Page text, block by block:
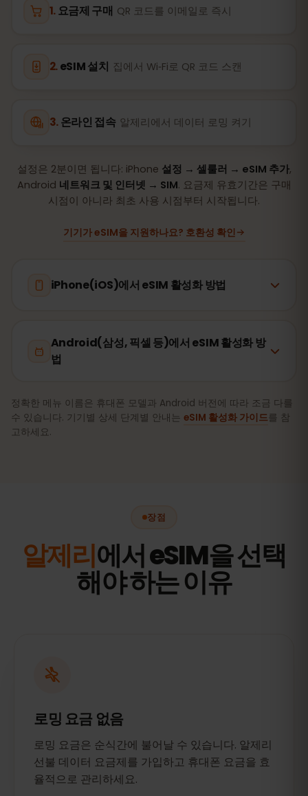
요금제 구매 QR 코드를 이메일로 즉시
eSIM 설치 집에서 Wi‑Fi로 QR 코드 스캔
온라인 접속 알제리에서 데이터 로밍 켜기
설정은 2분이면 됩니다: iPhone 설정 → 셀룰러 → eSIM 추가,
Android 네트워크 및 인터넷 → SIM. 요금제 유효기간은 구매
시점이 아니라 최초 사용 시점부터 시작됩니다.
기기가 eSIM을 지원하나요? 호환성 확인
iPhone(iOS)에서 eSIM 활성화 방법
Android(삼성, 픽셀 등)에서 eSIM 활성화 방
법
정확한 메뉴 이름은 휴대폰 모델과 Android 버전에 따라 조금 다를
수 있습니다. 기기별 상세 단계별 안내는 eSIM 활성화 가이드를 참
고하세요.
장점
알제리에서 eSIM을 선택
해야 하는 이유
로밍 요금 없음
로밍 요금은 순식간에 불어날 수 있습니다. 알제리
선불 데이터 요금제를 가입하고 휴대폰 요금을 효
율적으로 관리하세요.